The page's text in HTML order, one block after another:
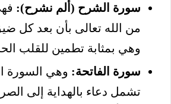
سورة الشرح (ألم نشرح):
من الله تعالى بأن بعد كل
وهي بمثابة تطمين للقلب
سورة الفاتحة: وهي السورة
تشمل دعاء بالهداية إلى